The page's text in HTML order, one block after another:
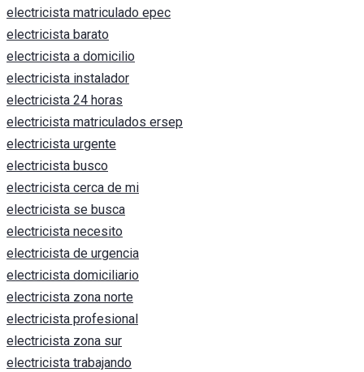
electricista matriculado epec
electricista barato
electricista a domicilio
electricista instalador
electricista 24 horas
electricista matriculados ersep
electricista urgente
electricista busco
electricista cerca de mi
electricista se busca
electricista necesito
electricista de urgencia
electricista domiciliario
electricista zona norte
electricista profesional
electricista zona sur
electricista trabajando